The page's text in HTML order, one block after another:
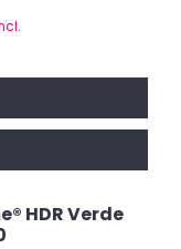
HDR Verde